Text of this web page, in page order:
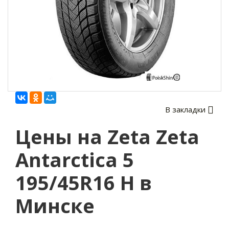
В закладки
Цены на Zeta Zeta
Antarctica 5
195/45R16 H в
Минске